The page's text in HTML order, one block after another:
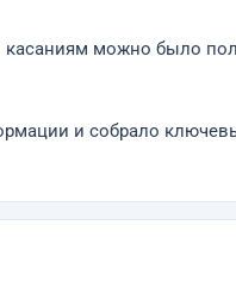
можно было
и собрало